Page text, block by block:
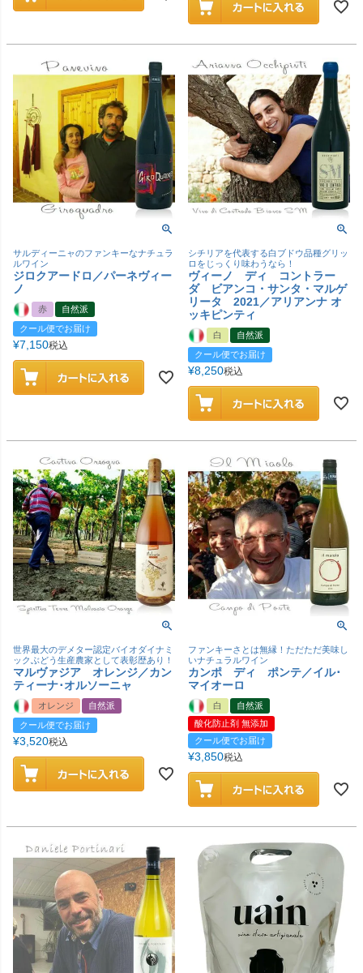
サルディーニャのファンキーなナチュラ
ルワイン
ジロクアードロ／パーネヴィー
ノ
赤
自然派
クール便でお届け
¥7,150税込
シチリアを代表する白ブドウ品種グリッ
ロをじっくり味わうなら！
ヴィーノ ディ コントラー
ダ ビアンコ・サンタ・マルゲ
リータ 2021／アリアンナ オ
ッキピンティ
白
自然派
クール便でお届け
¥8,250税込
世界最大のデメター認定バイオダイナミ
ックぶどう生産農家として表彰歴あり！
マルヴァジア オレンジ／カン
ティーナ･オルソーニャ
オレンジ
自然派
クール便でお届け
¥3,520税込
ファンキーさとは無縁！ただただ美味し
いナチュラルワイン
カンポ ディ ポンテ／イル･
マイオーロ
白
自然派
酸化防止剤 無添加
クール便でお届け
¥3,850税込